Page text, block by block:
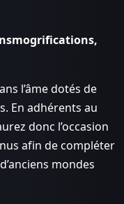
l’âme dotés de
En adhérents au
donc l’occasion
afin de compléter
mondes